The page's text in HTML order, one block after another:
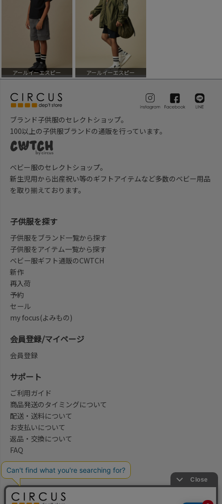
アールイーエスピー アールイーエスピー
ブランド子供服のセレクトショップ。
100以上の子供服ブランドの通販を行っています。
ベビー服のセレクトショップ。
新生児用から出産祝い等のギフトアイテムなど多数のベビー用品
を取り揃えております。
会社概要/お問合せ先
子供服を探す
子供服をブランド一覧から探す
子供服をアイテム一覧から探す
ベビー服ギフト通販のCWTCH
新作
再入荷
予約
セール
my focus(よみもの)
会員登録/マイページ
会員登録
サポート
ご利用ガイド
商品発送のタイミングについて
配送・送料について
お支払いについて
返品・交換について
FAQ